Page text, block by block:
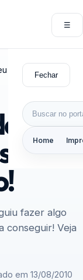
☰
Fechar
Buscar por:
Home
primeiro milhão!
16
fazer algo
conseguir! Veja
em 13/08/2010